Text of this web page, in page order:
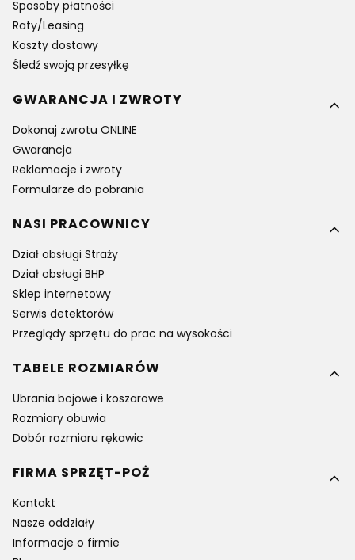
Sposoby płatności
Raty/Leasing
Koszty dostawy
Śledź swoją przesyłkę
GWARANCJA I ZWROTY
Dokonaj zwrotu ONLINE
Gwarancja
Reklamacje i zwroty
Formularze do pobrania
NASI PRACOWNICY
Dział obsługi Straży
Dział obsługi BHP
Sklep internetowy
Serwis detektorów
Przeglądy sprzętu do prac na wysokości
TABELE ROZMIARÓW
Ubrania bojowe i koszarowe
Rozmiary obuwia
Dobór rozmiaru rękawic
FIRMA SPRZĘT-POŻ
Kontakt
Nasze oddziały
Informacje o firmie